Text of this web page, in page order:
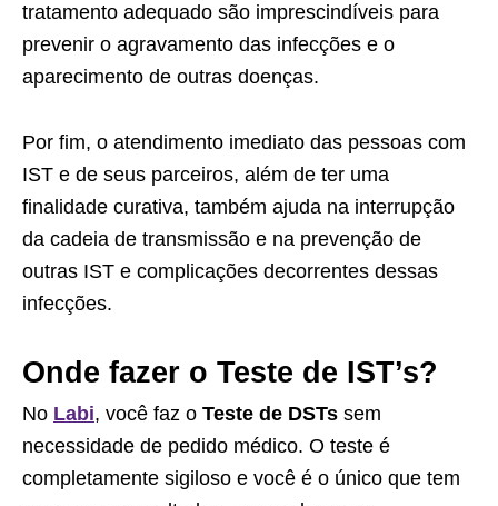
tratamento adequado são imprescindíveis para
prevenir o agravamento das infecções e o
aparecimento de outras doenças.
Por fim, o atendimento imediato das pessoas com
IST e de seus parceiros, além de ter uma
finalidade curativa, também ajuda na interrupção
da cadeia de transmissão e na prevenção de
outras IST e complicações decorrentes dessas
infecções.
Onde fazer o Teste de IST’s?
No Labi, você faz o Teste de DSTs sem
necessidade de pedido médico. O teste é
completamente sigiloso e você é o único que tem